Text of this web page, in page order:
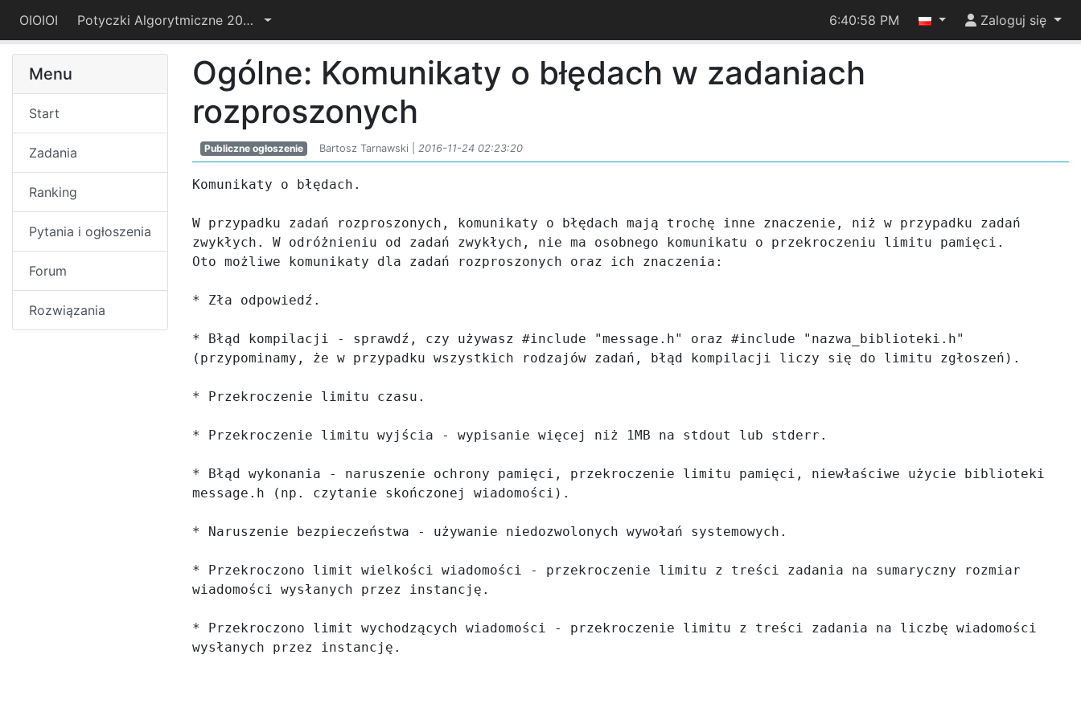
OIOIOI Potyczki Algorytmiczne 2016 6:40:58 PM Zaloguj się
Menu
Start
Zadania
Ranking
Pytania i ogłoszenia
Forum
Rozwiązania
Ogólne: Komunikaty o błędach w zadaniach
rozproszonych
Publiczne ogłoszenie Bartosz Tarnawski | 2016-11-24 02:23:20
Komunikaty o błędach.
W przypadku zadań rozproszonych, komunikaty o błędach mają trochę inne znaczenie, niż w przypadku zadań
zwykłych. W odróżnieniu od zadań zwykłych, nie ma osobnego komunikatu o przekroczeniu limitu pamięci.
Oto możliwe komunikaty dla zadań rozproszonych oraz ich znaczenia:
* Zła odpowiedź.
* Błąd kompilacji - sprawdź, czy używasz #include "message.h" oraz #include "nazwa_biblioteki.h"
(przypominamy, że w przypadku wszystkich rodzajów zadań, błąd kompilacji liczy się do limitu zgłoszeń).
* Przekroczenie limitu czasu.
* Przekroczenie limitu wyjścia - wypisanie więcej niż 1MB na stdout lub stderr.
* Błąd wykonania - naruszenie ochrony pamięci, przekroczenie limitu pamięci, niewłaściwe użycie biblioteki
message.h (np. czytanie skończonej wiadomości).
* Naruszenie bezpieczeństwa - używanie niedozwolonych wywołań systemowych.
* Przekroczono limit wielkości wiadomości - przekroczenie limitu z treści zadania na sumaryczny rozmiar
wiadomości wysłanych przez instancję.
* Przekroczono limit wychodzących wiadomości - przekroczenie limitu z treści zadania na liczbę wiadomości
wysłanych przez instancję.